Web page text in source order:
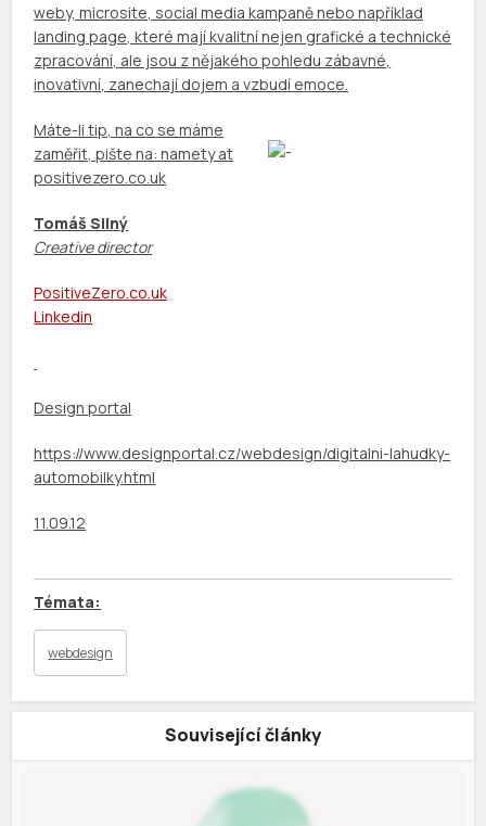
weby, microsite, social media kampaně nebo například
landing page, které mají kvalitní nejen grafické a technické
zpracování, ale jsou z nějakého pohledu zábavné,
inovativní, zanechají dojem a vzbudí emoce.
Máte-li tip, na co se máme
zaměřit, pište na: namety at
positivezero.co.uk
Tomáš Silný
Creative director
PositiveZero .co .uk
Linkedin
Design portal
https://www.designportal.cz/webdesign/digitalni-lahudky-
automobilky.html
11.09.12
webdesign
Související články